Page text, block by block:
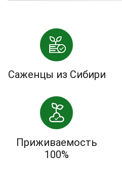
Саженцы из Сибири
Приживаемость
100%